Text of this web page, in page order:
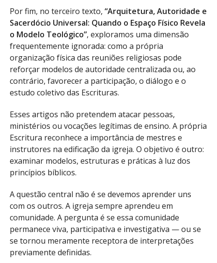
Por fim, no terceiro texto, “Arquitetura, Autoridade e
Sacerdócio Universal: Quando o Espaço Físico Revela
o Modelo Teológico”, exploramos uma dimensão
frequentemente ignorada: como a própria
organização física das reuniões religiosas pode
reforçar modelos de autoridade centralizada ou, ao
contrário, favorecer a participação, o diálogo e o
estudo coletivo das Escrituras.
Esses artigos não pretendem atacar pessoas,
ministérios ou vocações legítimas de ensino. A própria
Escritura reconhece a importância de mestres e
instrutores na edificação da igreja. O objetivo é outro:
examinar modelos, estruturas e práticas à luz dos
princípios bíblicos.
A questão central não é se devemos aprender uns
com os outros. A igreja sempre aprendeu em
comunidade. A pergunta é se essa comunidade
permanece viva, participativa e investigativa — ou se
se tornou meramente receptora de interpretações
previamente definidas.